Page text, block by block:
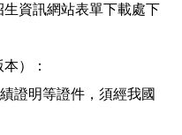
生資訊網站表單下載處下
）：
證明等證件，須經我國